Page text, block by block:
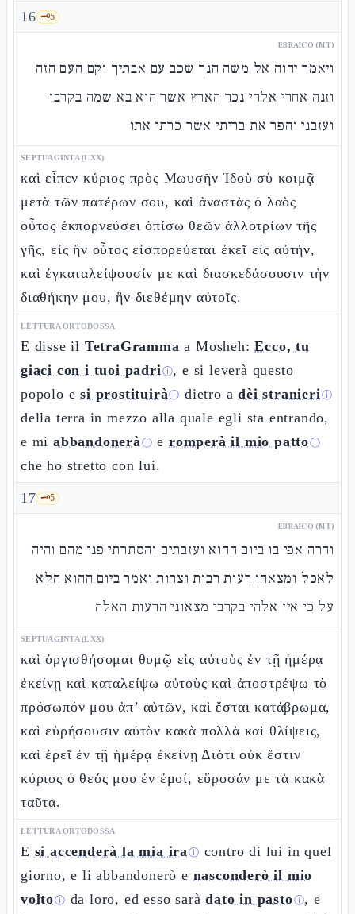
16 🗝️5
EBRAICO (MT)
ויאמר יהוה אל משה הנך שכב עם אבתיך וקם העם הזה
וזנה אחרי אלהי נכר הארץ אשר הוא בא שמה בקרבו
ועזבני והפר את בריתי אשר כרתי אתו
SEPTUAGINTA (LXX)
καὶ εἶπεν κύριος πρὸς Μωυσῆν Ἰδοὺ σὺ κοιμᾷ
μετὰ τῶν πατέρων σου, καὶ ἀναστὰς ὁ λαὸς
οὗτος ἐκπορνεύσει ὀπίσω θεῶν ἀλλοτρίων τῆς
γῆς, εἰς ἣν οὗτος εἰσπορεύεται ἐκεῖ εἰς αὐτήν,
καὶ ἐγκαταλείψουσίν με καὶ διασκεδάσουσιν τὴν
διαθήκην μου, ἣν διεθέμην αὐτοῖς.
LETTURA ORTODOSSA
E disse il TetraGramma a Mosheh:Ecco, tu
giaci con i tuoi padriⓘ, e si leverà questo
popolo esi prostituiràⓘ dietro adèi stranieriⓘ
della terra in mezzo alla quale egli sta entrando,
e mi abbandoneràⓘ eromperà il mio pattoⓘ
che ho stretto con lui.
17 🗝️5
EBRAICO (MT)
וחרה אפי בו ביום ההוא ועזבתים והסתרתי פני מהם והיה
לאכל ומצאהו רעות רבות וצרות ואמר ביום ההוא הלא
על כי אין אלהי בקרבי מצאוני הרעות האלה
SEPTUAGINTA (LXX)
καὶ ὀργισθήσομαι θυμῷ εἰς αὐτοὺς ἐν τῇ ἡμέρᾳ
ἐκείνῃ καὶ καταλείψω αὐτοὺς καὶ ἀποστρέψω τὸ
πρόσωπόν μου ἀπ’ αὐτῶν, καὶ ἔσται κατάβρωμα,
καὶ εὑρήσουσιν αὐτὸν κακὰ πολλὰ καὶ θλίψεις,
καὶ ἐρεῖ ἐν τῇ ἡμέρᾳ ἐκείνῃ Διότι οὐκ ἔστιν
κύριος ὁ θεός μου ἐν ἐμοί, εὕροσάν με τὰ κακὰ
ταῦτα.
LETTURA ORTODOSSA
E si accenderà la mia iraⓘ contro di lui in quel
giorno, e li abbandonerò e nasconderò il mio
voltoⓘ da loro, ed esso saràdato in pastoⓘ, e